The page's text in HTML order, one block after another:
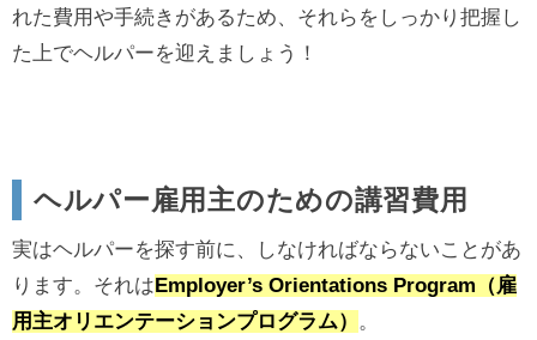
れた費用や手続きがあるため、それらをしっかり把握し
た上でヘルパーを迎えましょう！
ヘルパー雇用主のための講習費用
実はヘルパーを探す前に、しなければならないことがあ
ります。それはEmployer’s Orientations Program（雇
用主オリエンテーションプログラム） 。